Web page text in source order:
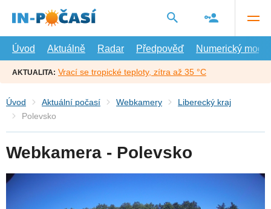
hlavní
Úvod
Aktuálně Radar Předpověď Numerický model
AKTUALITA: Vrací se tropické teploty, zítra až 35 °C
Úvod Aktuální počasí Webkamery
Liberecký kraj
Polevsko
Webkamera - Polevsko